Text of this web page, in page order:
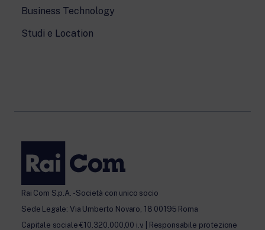
Business Technology
Studi e Location
Rai Com S.p.A. - Società con unico socio
Sede Legale: Via Umberto Novaro, 18 00195 Roma
Capitale sociale €10.320.000,00 i.v. | Responsabile protezione